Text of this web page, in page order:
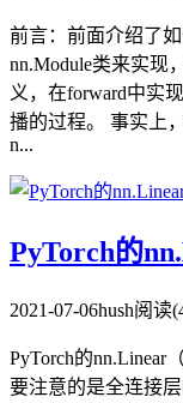
前言：前面介绍了
nn.Module类来实现
义，在forward中实
播的过程。 事实上
n...
PyTorch的
2021-07-06hush阅读
PyTorch的nn.Linear
要注意的是全连接